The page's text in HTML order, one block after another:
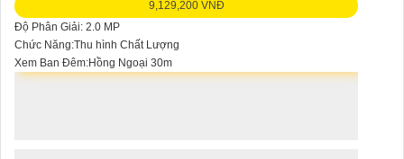
9,129,200 VNĐ
Độ Phân Giải: 2.0 MP
Chức Năng:Thu hình Chất Lượng
Xem Ban Đêm:Hồng Ngoại 30m